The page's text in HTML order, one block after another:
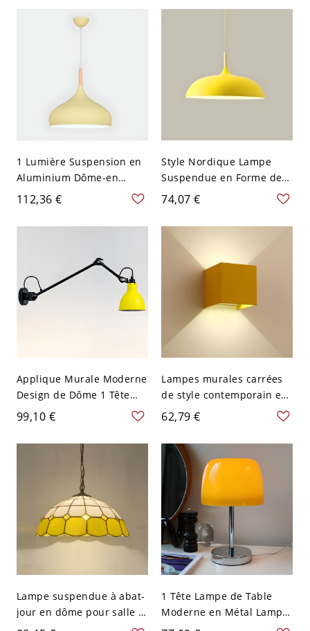
120 V Jaune
1 Lumière Suspension en
Aluminium Dôme-en
Forme Lampe Suspendue
Nordique Macaron - 110
V-120 V Jaune 24,13 cm
112,36 €
Style Nordique Lampe
Suspendue en Forme de
Bol en Métal à 1 Tête
Suspension en Bois - 110
V-120 V Jaune 35,56 cm
74,07 €
Applique Murale Moderne
Design de Dôme 1 Tête
Lampe Murale à Bras
Pivotant en Métal - Jaune
110 V-120 V 40,64+20,32
99,10 €
Lampes murales carrées
de style contemporain en
métal avec 2 lumières -
110 V-120 V Jaune 10,16
cm
62,79 €
Lampe suspendue à abat-
jour en dôme pour salle à
manger, en verre teinté
1 Tête Lampe de Table
Moderne en Métal Lampe
de Chevet à Abat-Jour en